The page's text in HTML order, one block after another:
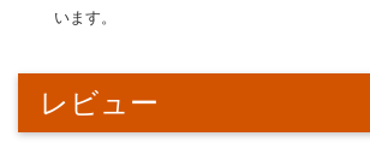
います。
レビュー